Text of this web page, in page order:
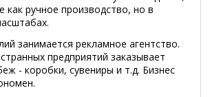
как ручное производство, но в
занимается рекламное агентство.
предприятий заказывает
- коробки, сувениры и т.д. Бизнес